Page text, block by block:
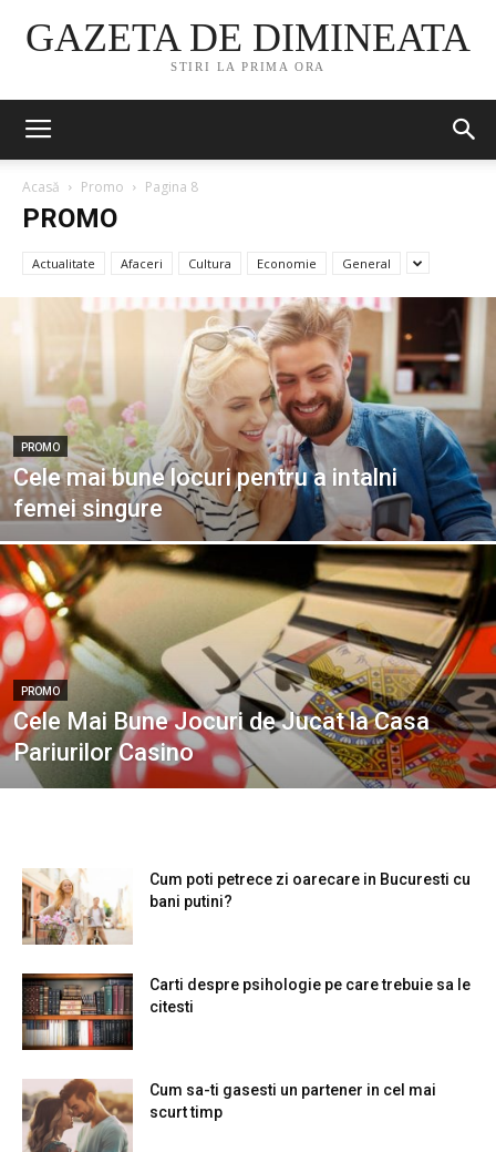
GAZETA DE DIMINEATA
STIRI LA PRIMA ORA
Acasă Promo Pagina 8
PROMO
Actualitate Afaceri Cultura Economie General
PROMO
Cele mai bune locuri pentru a intalni
femei singure
PROMO
Cele Mai Bune Jocuri de Jucat la Casa
Pariurilor Casino
Cum poti petrece zi oarecare in Bucuresti cu
bani putini?
Carti despre psihologie pe care trebuie sa le
citesti
Cum sa-ti gasesti un partener in cel mai
scurt timp